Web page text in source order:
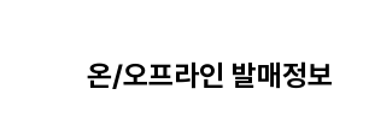
온/오프라인 발매정보